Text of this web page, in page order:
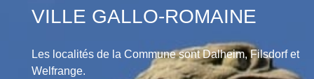
VILLE GALLO-ROMAINE
Les localités de la Commune sont Dalheim, Filsdorf et
Welfrange.